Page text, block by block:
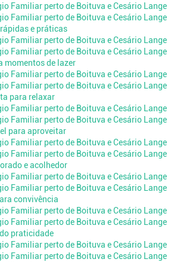
e práticas
momentos de lazer
para relaxar
para aproveitar
e acolhedor
convivência
praticidade